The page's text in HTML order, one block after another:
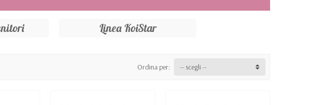
Linea KoiStar
Ordina per: -- scegli --